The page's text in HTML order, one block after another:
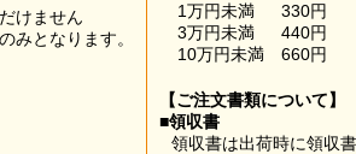
けません
みとなります。
1万円未満
330円
3万円未満
440円
10万円未満
660円
【ご注文書類について】
■領収書
領収書は出荷時に領収